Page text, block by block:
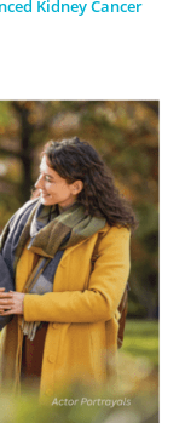
Kidney Cancer